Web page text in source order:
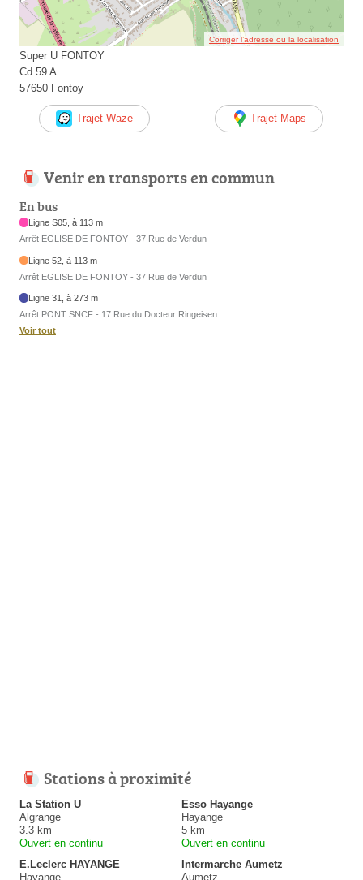
Corriger l’adresse ou la localisation
Super U FONTOY
Cd 59 A
57650 Fontoy
Trajet Waze Trajet Maps
Venir en transports en commun
En bus
Ligne S05, à 113 m
Arrêt EGLISE DE FONTOY - 37 Rue de Verdun
Ligne 52, à 113 m
Arrêt EGLISE DE FONTOY - 37 Rue de Verdun
Ligne 31, à 273 m
Arrêt PONT SNCF - 17 Rue du Docteur Ringeisen
Voir tout
Stations à proximité
La Station U
Algrange
3.3 km
Ouvert en continu
Esso Hayange
Hayange
5 km
Ouvert en continu
E.Leclerc HAYANGE
Hayange
Intermarche Aumetz
Aumetz